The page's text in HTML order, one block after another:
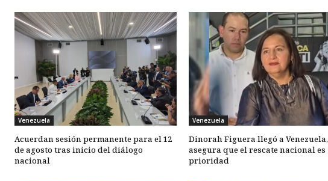
Venezuela
Acuerdan sesión permanente para el 12
de agosto tras inicio del diálogo
nacional
Venezuela
Dinorah Figuera llegó a Venezuela,
asegura que el rescate nacional es
prioridad